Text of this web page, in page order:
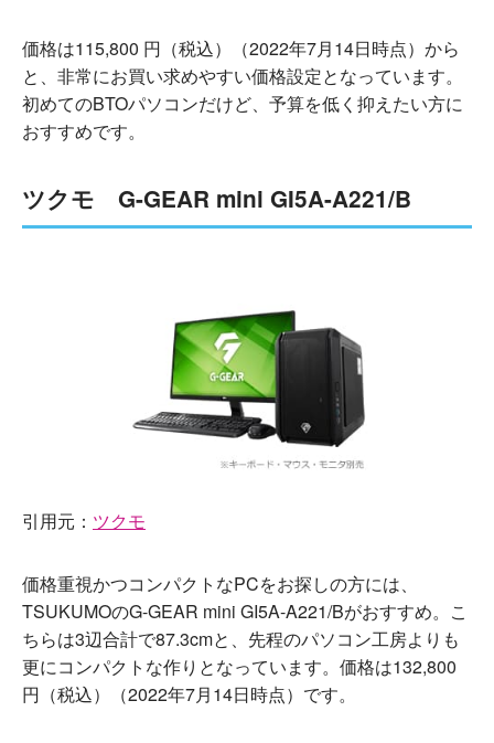
価格は115,800 円（税込）（2022年7月14日時点）から
と、非常にお買い求めやすい価格設定となっています。
初めてのBTOパソコンだけど、予算を低く抑えたい方に
おすすめです。
ツクモ G-GEAR mini GI5A-A221/B
引用元： ツクモ
価格重視かつコンパクトなPCをお探しの方には、
TSUKUMOのG-GEAR mini GI5A-A221/Bがおすすめ。こ
ちらは3辺合計で87.3cmと、先程のパソコン工房よりも
更にコンパクトな作りとなっています。価格は132,800
円（税込）（2022年7月14日時点）です。